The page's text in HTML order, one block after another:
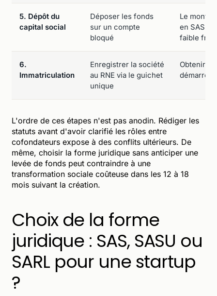
5. Dépôt du
capital social
Déposer les fonds
sur un compte
bloqué
Le
en SAS,
faible
6.
Immatriculation
Enregistrer la société
au RNE via le guichet
unique
Obtenir le
démarrer
L'ordre de ces étapes n'est pas anodin. Rédiger les
statuts avant d'avoir clarifié les rôles entre
cofondateurs expose à des conflits ultérieurs. De
même, choisir la forme juridique sans anticiper une
levée de fonds peut contraindre à une
transformation sociale coûteuse dans les 12 à 18
mois suivant la création.
Choix de la forme
juridique : SAS, SASU ou
SARL pour une startup
?